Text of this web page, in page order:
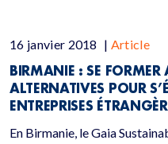
16 janvier 2018 | Article
BIRMANIE : SE FORMER
ALTERNATIVES POUR
ENTREPRISES
En Birmanie, le Gaia